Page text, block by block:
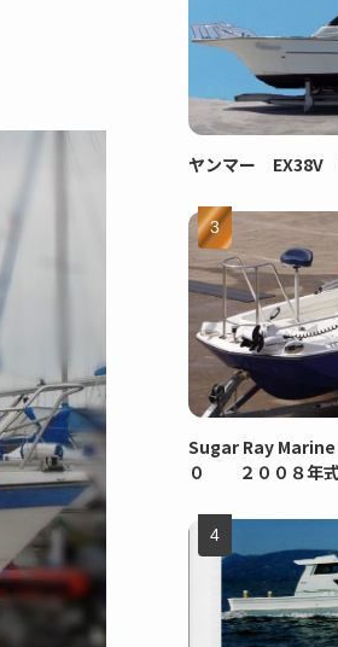
ヤンマー EX38V
Sugar Ray
０ ２００８年